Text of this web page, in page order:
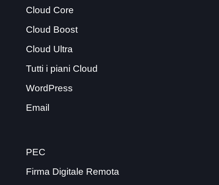
Cloud Core
Cloud Boost
Cloud Ultra
Tutti i piani Cloud
WordPress
Email
PEC
Firma Digitale Remota